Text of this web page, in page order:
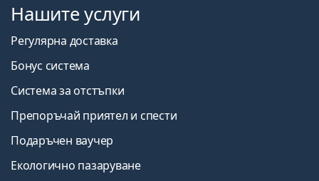
Нашите услуги
Регулярна доставка
Бонус система
Система за отстъпки
Препоръчай приятел и спести
Подаръчен ваучер
Екологично пазаруване